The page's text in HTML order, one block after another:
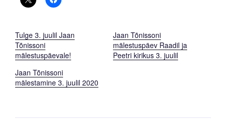
Tulge 3. juulil Jaan
Tõnissoni
mälestuspäevale!
Jaan Tõnissoni
mälestuspäev Raadil ja
Peetri kirikus 3. juulil
Jaan Tõnissoni
mälestamine 3. juulil 2020